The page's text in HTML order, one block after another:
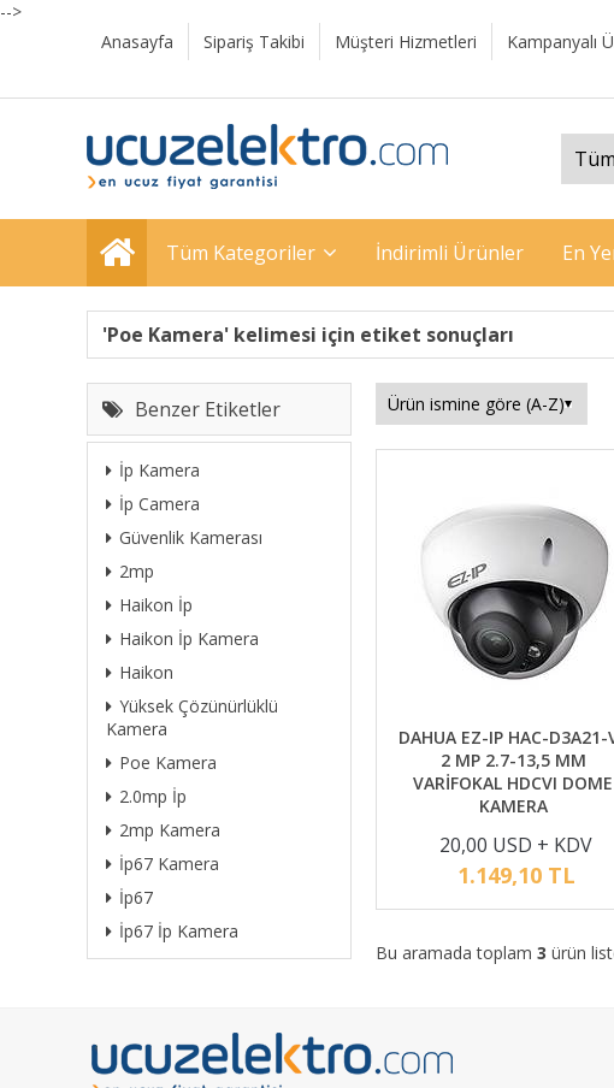
-->
Anasayfa
Sipariş Takibi Müşteri Hizmetleri Kampanyalı
Tüm Kategoriler İndirimli Ürünler En
'Poe Kamera' kelimesi için etiket sonuçları
Benzer Etiketler
İp Kamera
İp Camera
Güvenlik Kamerası
2mp
Haikon İp
Haikon İp Kamera
Haikon
Yüksek Çözünürlüklü
Kamera
Poe Kamera
2.0mp İp
2mp Kamera
İp67 Kamera
İp67
İp67 İp Kamera
DAHUA EZ-IP HAC-D3A21-
2 MP 2.7-13,5 MM
VARİFOKAL HDCVI DOME
KAMERA
20,00 USD + KDV
1.149,10 TL
Bu aramada toplam 3 ürün